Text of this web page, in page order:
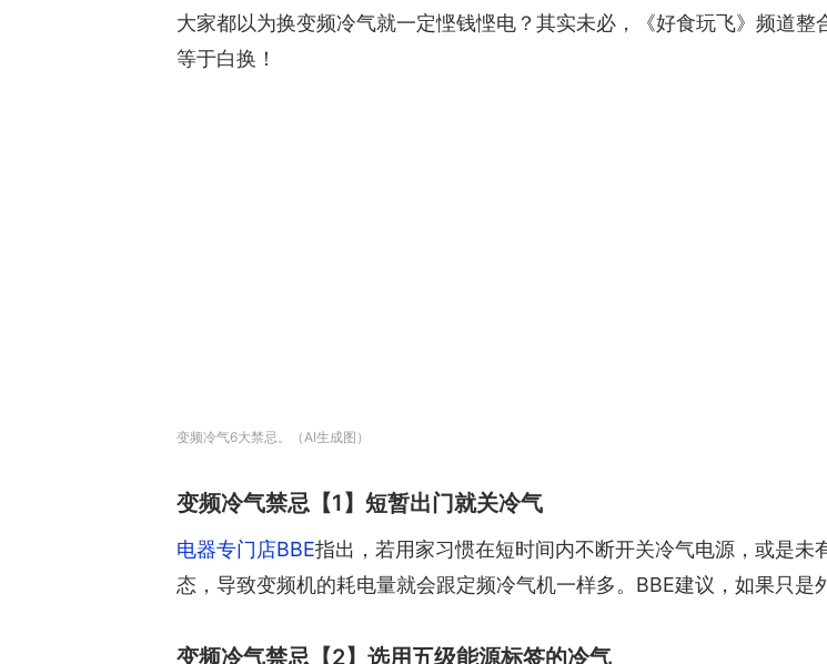
大家都以为换变频冷气就一定悭钱悭电？其实未必，《好食玩飞》频道
等于白换！
变频冷气6大禁忌。（AI生成图）
变频冷气禁忌【1】短暂出门就关冷气
电器专门店BBE指出，若用家习惯在短时间内不断开关冷气电源，或是
态，导致变频机的耗电量就会跟定频冷气机一样多。BBE建议，如果只是
变频冷气禁忌【2】选用五级能源标签的冷气